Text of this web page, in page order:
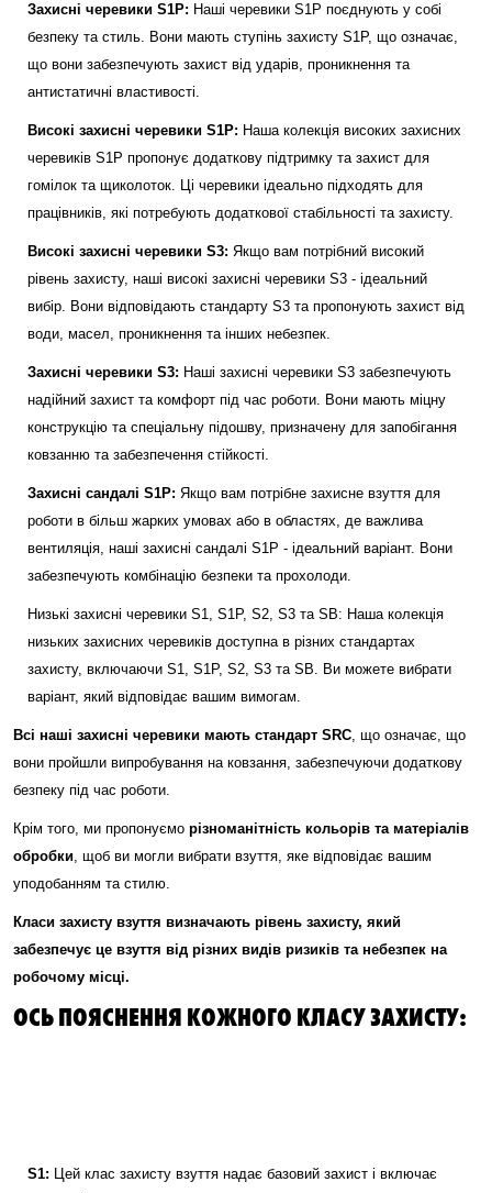
Захисні черевики S1P: Наші черевики S1P поєднують у собі
безпеку та стиль. Вони мають ступінь захисту S1P, що означає,
що вони забезпечують захист від ударів, проникнення та
антистатичні властивості.
Високі захисні черевики S1P: Наша колекція високих захисних
черевиків S1P пропонує додаткову підтримку та захист для
гомілок та щиколоток. Ці черевики ідеально підходять для
працівників, які потребують додаткової стабільності та захисту.
Високі захисні черевики S3: Якщо вам потрібний високий
рівень захисту, наші високі захисні черевики S3 - ідеальний
вибір. Вони відповідають стандарту S3 та пропонують захист від
води, масел, проникнення та інших небезпек.
Захисні черевики S3: Наші захисні черевики S3 забезпечують
надійний захист та комфорт під час роботи. Вони мають міцну
конструкцію та спеціальну підошву, призначену для запобігання
ковзанню та забезпечення стійкості.
Захисні сандалі S1P: Якщо вам потрібне захисне взуття для
роботи в більш жарких умовах або в областях, де важлива
вентиляція, наші захисні сандалі S1P - ідеальний варіант. Вони
забезпечують комбінацію безпеки та прохолоди.
Низькі захисні черевики S1, S1P, S2, S3 та SB: Наша колекція
низьких захисних черевиків доступна в різних стандартах
захисту, включаючи S1, S1P, S2, S3 та SB. Ви можете вибрати
варіант, який відповідає вашим вимогам.
Всі наші захисні черевики мають стандарт SRC , що означає, що
вони пройшли випробування на ковзання, забезпечуючи додаткову
безпеку під час роботи.
Крім того, ми пропонуємо різноманітність кольорів та матеріалів
обробки , щоб ви могли вибрати взуття, яке відповідає вашим
уподобанням та стилю.
Класи захисту взуття визначають рівень захисту, який
забезпечує це взуття від різних видів ризиків та небезпек на
робочому місці.
ОСЬ ПОЯСНЕННЯ КОЖНОГО КЛАСУ ЗАХИСТУ:
S1: Цей клас захисту взуття надає базовий захист і включає